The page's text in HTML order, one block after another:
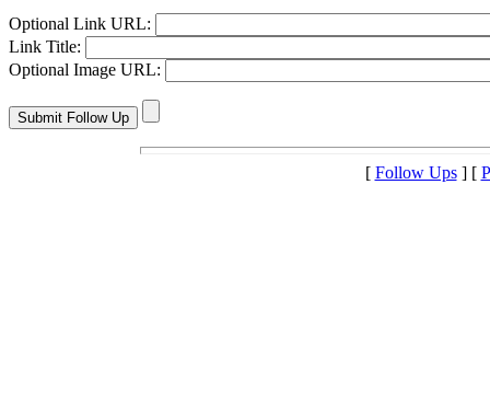
Optional Link URL:
Link Title:
Optional Image URL:
[ Follow Ups] [